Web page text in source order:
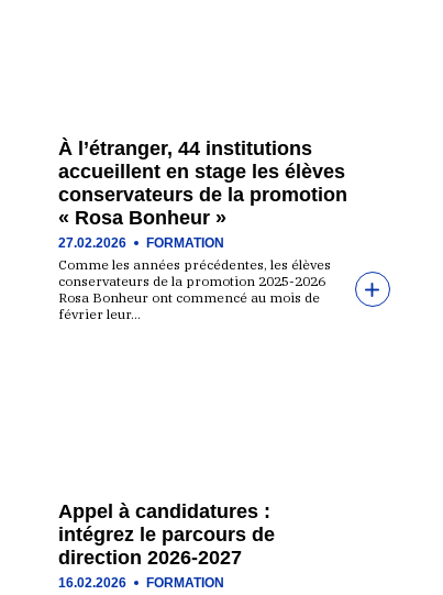
À l’étranger, 44 institutions
accueillent en stage les élèves
conservateurs de la promotion
« Rosa Bonheur »
27.02.2026 FORMATION
Comme les années précédentes, les élèves
conservateurs de la promotion 2025-2026
Rosa Bonheur ont commencé au mois de
février leur…
Appel à candidatures :
intégrez le parcours de
direction 2026-2027
16.02.2026 FORMATION